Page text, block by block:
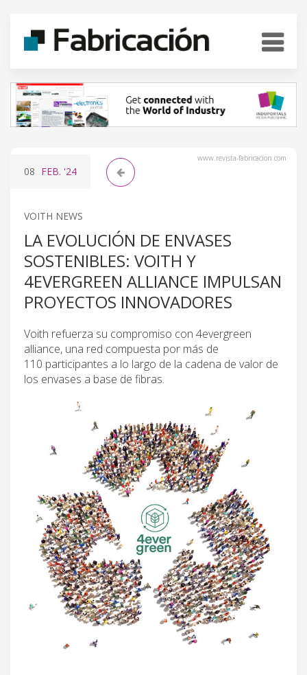
www.revista-fabricacion.com
08 FEB. '24
VOITH NEWS
LA EVOLUCIÓN DE ENVASES
SOSTENIBLES: VOITH Y
4EVERGREEN ALLIANCE IMPULSAN
PROYECTOS INNOVADORES
Voith refuerza su compromiso con 4evergreen
alliance, una red compuesta por más de
110 participantes a lo largo de la cadena de valor de
los envases a base de fibras.